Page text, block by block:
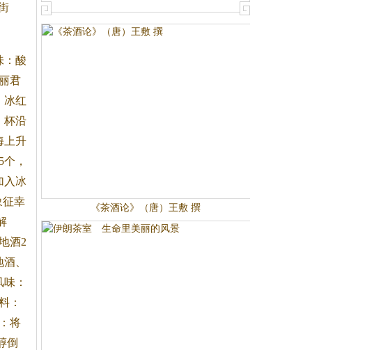
：酸
君
冰红
杯沿
上升
，
入冰
征幸
酒2
、
：
：
将
倒
《茶酒论》（唐）王敷 撰